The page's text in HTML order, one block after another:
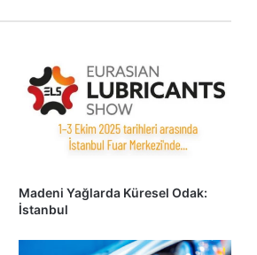
Madeni Yağlarda Küresel Odak:
İstanbul